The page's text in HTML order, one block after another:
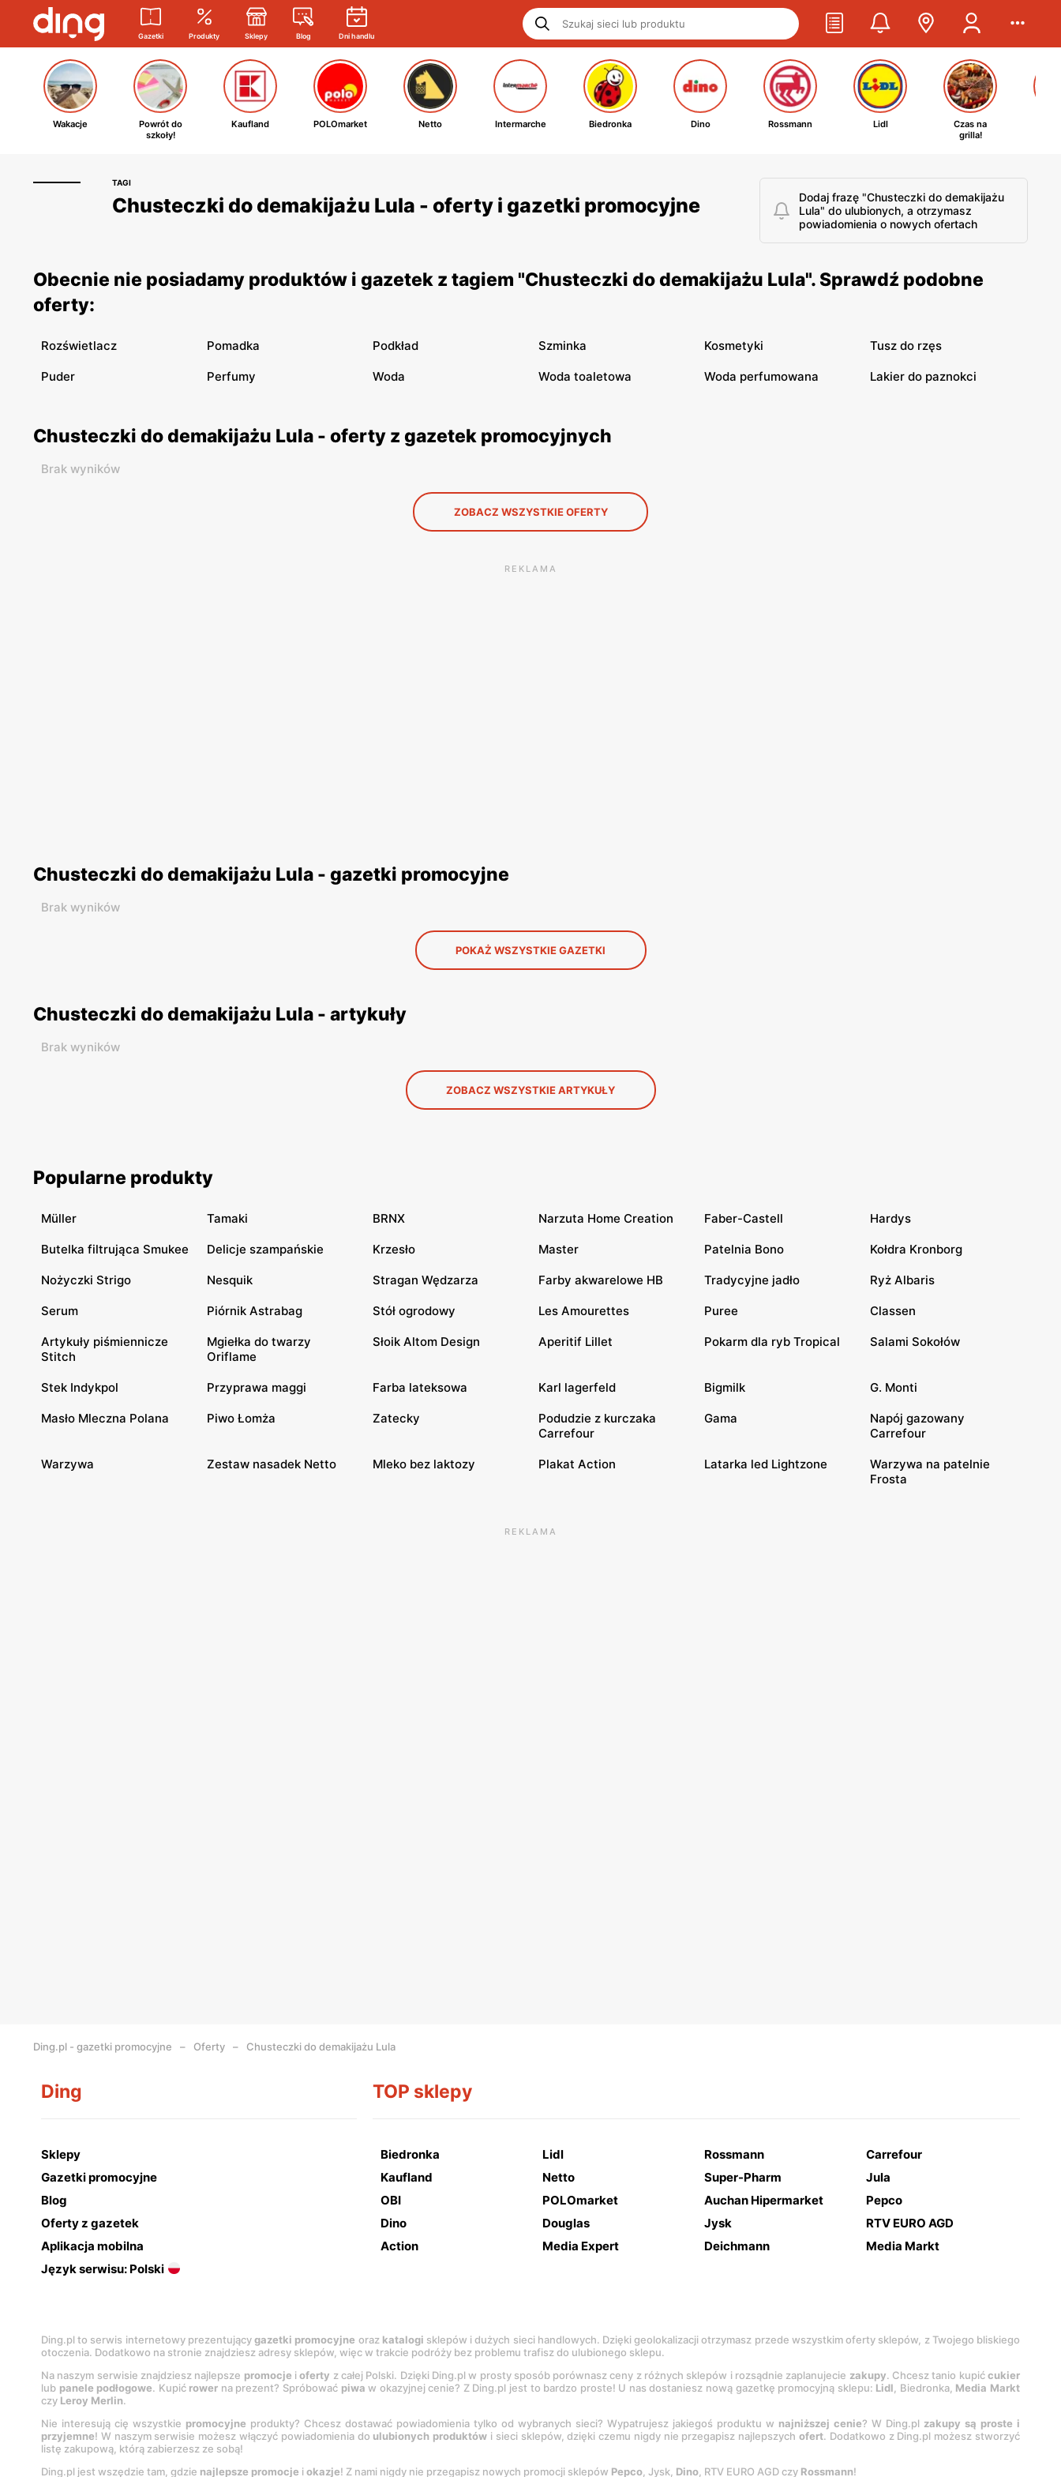
Gazetki Produkty Sklepy Blog Dni handlu
Wakacje
Powrót do
szkoły!
Kaufland POLOmarket Netto Intermarche Biedronka Dino Rossmann Lidl
Czas na
grilla!
TAGI
Chusteczki do demakijażu Lula - oferty i gazetki promocyjne
Dodaj frazę "Chusteczki do demakijażu
Lula" do ulubionych, a otrzymasz
powiadomienia o nowych ofertach
Obecnie nie posiadamy produktów i gazetek z tagiem "Chusteczki do demakijażu Lula". Sprawdź podobne
oferty:
Rozświetlacz Pomadka Podkład Szminka Kosmetyki Tusz do rzęs
Puder Perfumy Woda Woda toaletowa Woda perfumowana Lakier do paznokci
Chusteczki do demakijażu Lula - oferty z gazetek promocyjnych
Brak wyników
ZOBACZ WSZYSTKIE OFERTY
REKLAMA
Chusteczki do demakijażu Lula - gazetki promocyjne
Brak wyników
POKAŻ WSZYSTKIE GAZETKI
Chusteczki do demakijażu Lula - artykuły
Brak wyników
ZOBACZ WSZYSTKIE ARTYKUŁY
Popularne produkty
Müller Tamaki BRNX Narzuta Home Creation Faber-Castell Hardys
Butelka filtrująca Smukee Delicje szampańskie Krzesło Master Patelnia Bono Kołdra Kronborg
Nożyczki Strigo Nesquik Stragan Wędzarza Farby akwarelowe HB Tradycyjne jadło Ryż Albaris
Serum Piórnik Astrabag Stół ogrodowy Les Amourettes Puree Classen
Artykuły piśmiennicze
Stitch
Mgiełka do twarzy
Oriflame
Słoik Altom Design Aperitif Lillet Pokarm dla ryb Tropical Salami Sokołów
Stek Indykpol Przyprawa maggi Farba lateksowa Karl lagerfeld Bigmilk G. Monti
Masło Mleczna Polana Piwo Łomża Zatecky
Podudzie z kurczaka
Carrefour
Gama
Napój gazowany
Carrefour
Warzywa Zestaw nasadek Netto Mleko bez laktozy Plakat Action Latarka led Lightzone
Warzywa na patelnie
Frosta
REKLAMA
Ding.pl - gazetki promocyjne Oferty Chusteczki do demakijażu Lula
Ding
Sklepy
Gazetki promocyjne
Blog
Oferty z gazetek
Aplikacja mobilna
Język serwisu: Polski
TOP sklepy
Biedronka Lidl Rossmann
Carrefour
Kaufland
Netto Super-Pharm
Jula
OBI
POLOmarket Auchan Hipermarket
Pepco
Dino
Douglas Jysk
RTV EURO AGD
Action
Media Expert Deichmann Media Markt
Ding.pl to serwis internetowy prezentującygazetki promocyjne oraz katalogi sklepów i dużych sieci handlowych. Dzięki geolokalizacji otrzymasz przede wszystkim oferty sklepów, z Twojego bliskiego
otoczenia. Dodatkowo na stronie znajdziesz adresy sklepów, więc w trakcie podróży bez problemu trafisz do ulubionego sklepu.
Na naszym serwisie znajdziesz najlepsze promocje ioferty z całej Polski. Dzięki Ding.pl w prosty sposób porównasz ceny z różnych sklepów i rozsądnie zaplanujecie zakupy. Chcesz tanio kupićcukier
lub panele podłogowe. Kupić rower na prezent? Spróbować piwa w okazyjnej cenie? Z Ding.pl jest to bardzo proste! U nas dostaniesz nową gazetkę promocyjną sklepu: Lidl, Biedronka, Media Markt
czy Leroy Merlin.
Nie interesują cię wszystkie promocyjne produkty? Chcesz dostawać powiadomienia tylko od wybranych sieci? Wypatrujesz jakiegoś produktu w najniższej cenie? W Ding.pl zakupy są proste i
przyjemne! W naszym serwisie możesz włączyć powiadomienia do ulubionych produktów i sieci sklepów, dzięki czemu nigdy nie przegapisz najlepszychofert. Dodatkowo z Ding.pl możesz stworzyć
listę zakupową, którą zabierzesz ze sobą!
Ding.pl jest wszędzie tam, gdzie najlepsze promocje i okazje! Z nami nigdy nie przegapisz nowych promocji sklepów Pepco, Jysk, Dino, RTV EURO AGD czy Rossmann!